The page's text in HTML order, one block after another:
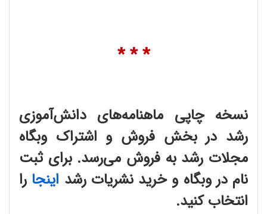
* * *
نسخه چاپی ماهنامه‌های دانش‌آموزی
رشد در بخش فروش و اشتراک وبگاه
مجلات رشد به فروش می‌رسد. برای ثبت
نام در وبگاه و خرید نشریات رشد اینجا را
انتخاب کنید.